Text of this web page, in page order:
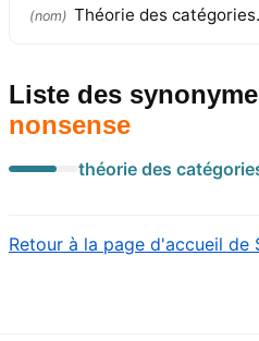
(nom) Théorie des catégories.
Liste des
nonsense
théorie des
Retour à la page d'accueil de